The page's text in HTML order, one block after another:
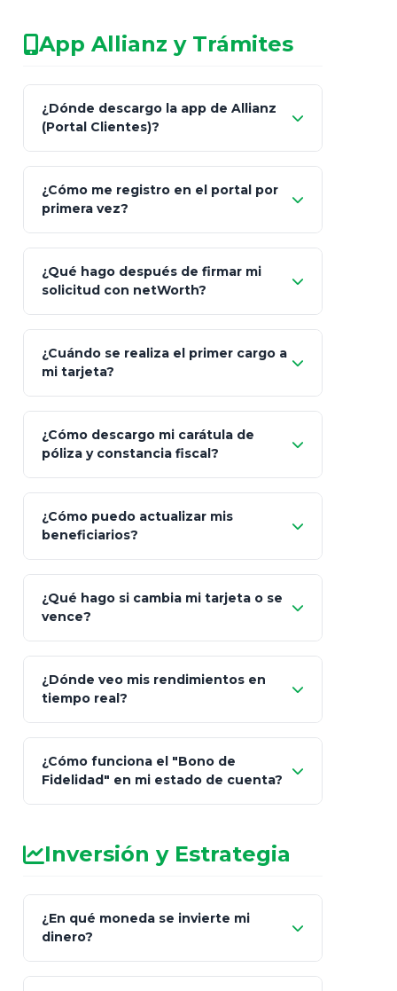
patrimonio con asesores informales en
redes sociales.
Característica netWorth (Certificado)
Fiscalidad Estrategia Art. 151 / 93
App Allianz y Trámites
¿Dónde descargo la app de Allianz
(Portal Clientes)?
Client"
App Store (iOS) Google Play
¿Cómo me registro en el portal por
primera vez?
Bienvenida
"¿Aún no tienes cuenta?
Regístrate"
¿Qué hago después de firmar mi
solicitud con netWorth?
¿Cuándo se realiza el primer cargo a
mi tarjeta?
¿Cómo descargo mi carátula de
póliza y constancia fiscal?
"Mis Pólizas" > "Documentos"
¿Cómo puedo actualizar mis
beneficiarios?
¿Qué hago si cambia mi tarjeta o se
vence?
"Link
de Cobro Seguro"
¿Dónde veo mis rendimientos en
tiempo real?
¿Cómo funciona el "Bono de
Fidelidad" en mi estado de cuenta?
Inversión y Estrategia
¿En qué moneda se invierte mi
dinero?